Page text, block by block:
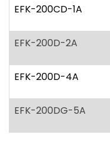
EFK-200CD-1A
EFK-200D-2A
EFK-200D-4A
EFK-200DG-5A